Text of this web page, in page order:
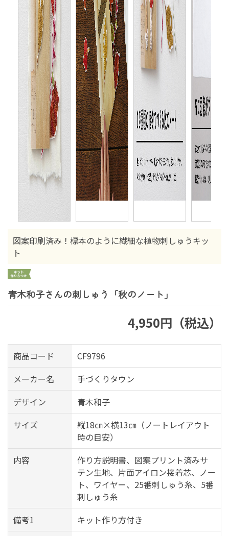
図案印刷済み！標本のように繊細な植物刺しゅうキッ
ト
青木和子さんの刺しゅう「秋のノート」
4,950円（税込）
商品コード
CF9796
メーカー名
手づくりタウン
デザイン
青木和子
サイズ
縦18㎝×横13㎝（ノートレイアウト
時の目安）
内容
作り方説明書、図案プリント済みサ
テン生地、片面アイロン接着芯、ノー
ト、ワイヤー、25番刺しゅう糸、5番
刺しゅう糸
備考1
キット作り方付き